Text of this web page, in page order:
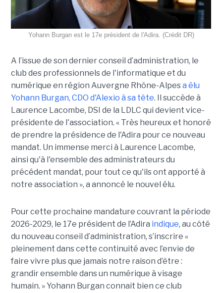
Yohann Burgan est le 17e président de l'Adira. (Crédit DR)
A l’issue de son dernier conseil d’administration, le
club des professionnels de l'informatique et du
numérique en région Auvergne Rhône-Alpesa élu
Yohann Burgan, CDO d'Alexio à sa tête. Il succède à
Laurence Lacombe, DSI de la LDLC qui devient vice-
présidente de l'association. « Très heureux et honoré
de prendre la présidence de l'Adira pour ce nouveau
mandat. Un immense merci à Laurence Lacombe,
ainsi qu'à l'ensemble des administrateurs du
précédent mandat, pour tout ce qu'ils ont apporté à
notre association », a annoncé le nouvel élu.
Pour cette prochaine mandature couvrant la période
2026-2029, le 17e président de l’Adira indique, au côté
du nouveau conseil d’administration, s’inscrire «
pleinement dans cette continuité avec l’envie de
faire vivre plus que jamais notre raison d’être :
grandir ensemble dans un numérique à visage
humain. »Yohann Burgan connait bien ce club